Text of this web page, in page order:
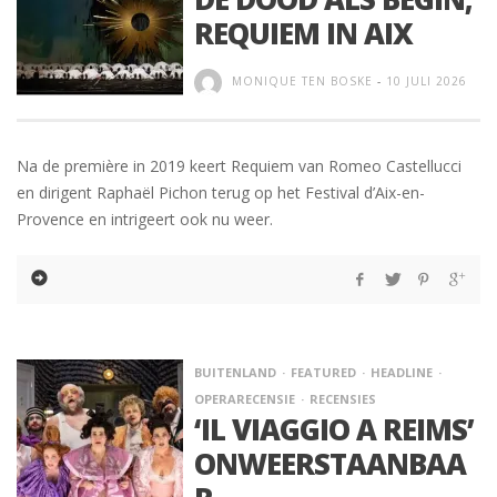
REQUIEM IN AIX
MONIQUE TEN BOSKE - 10 JULI 2026
Na de première in 2019 keert Requiem van Romeo Castellucci
en dirigent Raphaël Pichon terug op het Festival d’Aix-en-
Provence en intrigeert ook nu weer.
BUITENLAND FEATURED
HEADLINE
OPERARECENSIE
RECENSIES
‘IL VIAGGIO A REIMS’
ONWEERSTAANBAA